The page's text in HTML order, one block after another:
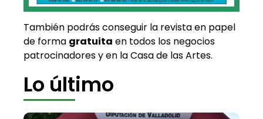
También podrás conseguir la revista en papel
de forma gratuita en todos los negocios
patrocinadores y en la Casa de las Artes.
Lo último